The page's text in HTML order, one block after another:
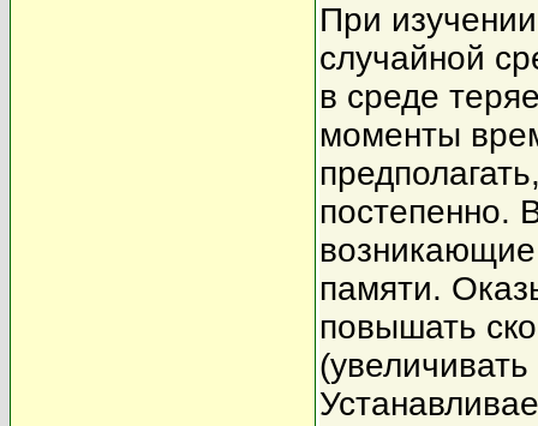
При
случайной
в среде
моменты
постепенно.
возникающие
памяти.
повышать